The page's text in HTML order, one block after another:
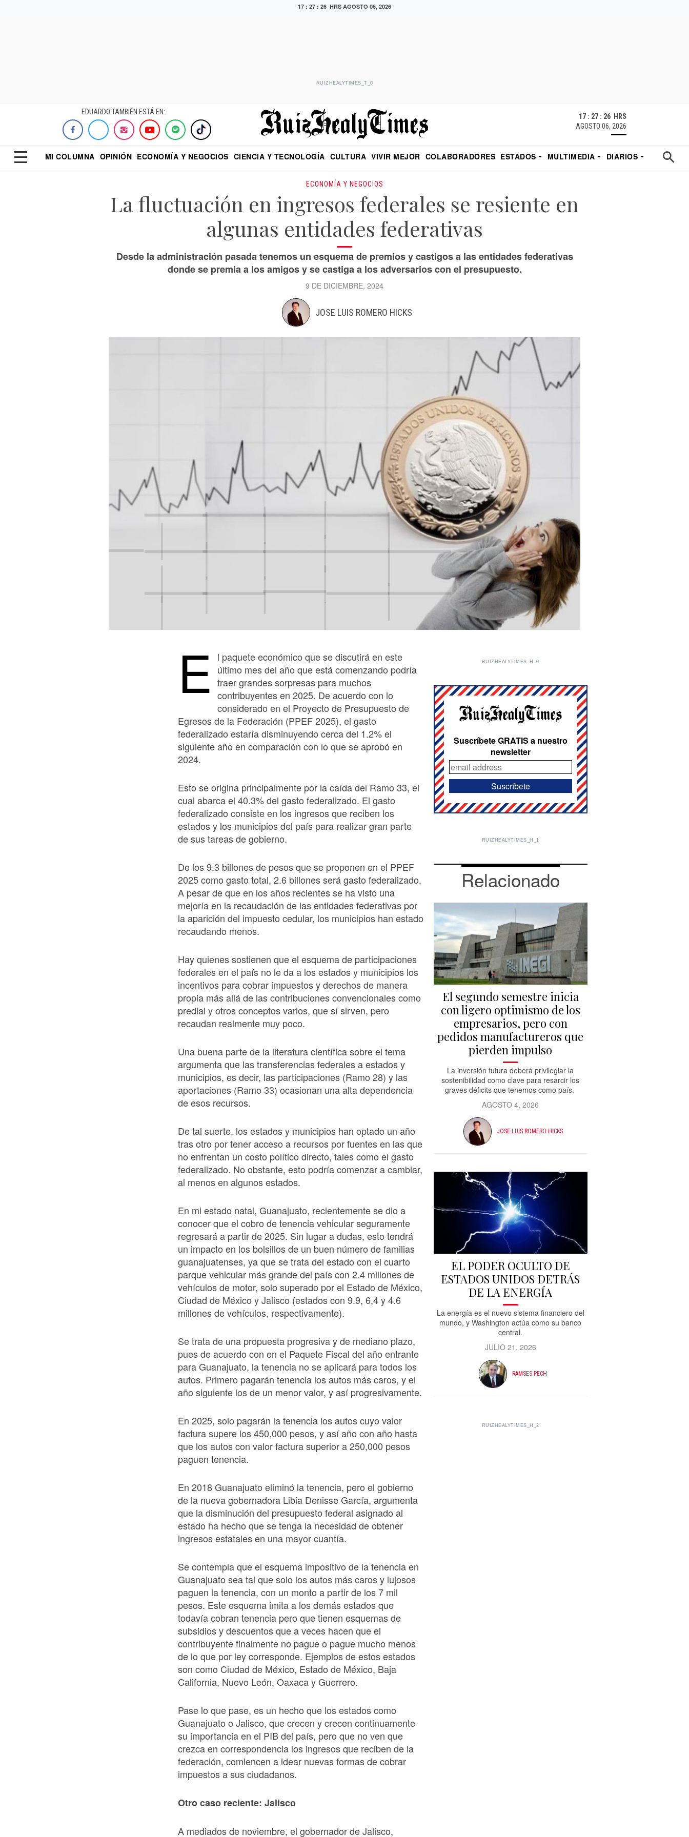
17 : 27 : 27 HRS AGOSTO 06, 2026
RUIZHEALYTIMES_T_0
EDUARDO TAMBIÉN ESTÁ EN:
17 : 27 : 27 HRS
AGOSTO 06, 2026
MI COLUMNA OPINIÓN ECONOMÍA Y NEGOCIOS CIENCIA Y TECNOLOGÍA CULTURA VIVIR MEJOR COLABORADORES ESTADOS MULTIMEDIA
DIARIOS
ECONOMÍA Y NEGOCIOS
La fluctuación en ingresos federales se resiente en
algunas entidades federativas
Desde la administración pasada tenemos un esquema de premios y castigos a las entidades federativas
donde se premia a los amigos y se castiga a los adversarios con el presupuesto.
9 DE DICIEMBRE, 2024
JOSE LUIS ROMERO HICKS
E
l paquete económico que se discutirá en este
último mes del año que está comenzando podría
traer grandes sorpresas para muchos
contribuyentes en 2025. De acuerdo con lo
considerado en el Proyecto de Presupuesto de
Egresos de la Federación (PPEF 2025), el gasto
federalizado estaría disminuyendo cerca del 1.2% el
siguiente año en comparación con lo que se aprobó en
2024.
Esto se origina principalmente por la caída del Ramo 33, el
cual abarca el 40.3% del gasto federalizado. El gasto
federalizado consiste en los ingresos que reciben los
estados y los municipios del país para realizar gran parte
de sus tareas de gobierno.
De los 9.3 billones de pesos que se proponen en el PPEF
2025 como gasto total, 2.6 billones será gasto federalizado.
A pesar de que en los años recientes se ha visto una
mejoría en la recaudación de las entidades federativas por
la aparición del impuesto cedular, los municipios han estado
recaudando menos.
Hay quienes sostienen que el esquema de participaciones
federales en el país no le da a los estados y municipios los
incentivos para cobrar impuestos y derechos de manera
propia más allá de las contribuciones convencionales como
predial y otros conceptos varios, que sí sirven, pero
recaudan realmente muy poco.
Una buena parte de la literatura científica sobre el tema
argumenta que las transferencias federales a estados y
municipios, es decir, las participaciones (Ramo 28) y las
aportaciones (Ramo 33) ocasionan una alta dependencia
de esos recursos.
De tal suerte, los estados y municipios han optado un año
tras otro por tener acceso a recursos por fuentes en las que
no enfrentan un costo político directo, tales como el gasto
federalizado. No obstante, esto podría comenzar a cambiar,
al menos en algunos estados.
En mi estado natal, Guanajuato, recientemente se dio a
conocer que el cobro de tenencia vehicular seguramente
regresará a partir de 2025. Sin lugar a dudas, esto tendrá
un impacto en los bolsillos de un buen número de familias
guanajuatenses, ya que se trata del estado con el cuarto
parque vehicular más grande del país con 2.4 millones de
vehículos de motor, solo superado por el Estado de México,
Ciudad de México y Jalisco (estados con 9.9, 6,4 y 4.6
millones de vehículos, respectivamente).
Se trata de una propuesta progresiva y de mediano plazo,
pues de acuerdo con en el Paquete Fiscal del año entrante
para Guanajuato, la tenencia no se aplicará para todos los
autos. Primero pagarán tenencia los autos más caros, y el
año siguiente los de un menor valor, y así progresivamente.
En 2025, solo pagarán la tenencia los autos cuyo valor
factura supere los 450,000 pesos, y así año con año hasta
que los autos con valor factura superior a 250,000 pesos
paguen tenencia.
En 2018 Guanajuato eliminó la tenencia, pero el gobierno
de la nueva gobernadora Libia Denisse García, argumenta
que la disminución del presupuesto federal asignado al
estado ha hecho que se tenga la necesidad de obtener
ingresos estatales en una mayor cuantía.
Se contempla que el esquema impositivo de la tenencia en
Guanajuato sea tal que solo los autos más caros y lujosos
paguen la tenencia, con un monto a partir de los 7 mil
pesos. Este esquema imita a los demás estados que
todavía cobran tenencia pero que tienen esquemas de
subsidios y descuentos que a veces hacen que el
contribuyente finalmente no pague o pague mucho menos
de lo que por ley corresponde. Ejemplos de estos estados
son como Ciudad de México, Estado de México, Baja
California, Nuevo León, Oaxaca y Guerrero.
Pase lo que pase, es un hecho que los estados como
Guanajuato o Jalisco, que crecen y crecen continuamente
su importancia en el PIB del país, pero que no ven que
crezca en correspondencia los ingresos que reciben de la
federación, comiencen a idear nuevas formas de cobrar
impuestos a sus ciudadanos.
Otro caso reciente: Jalisco
A mediados de noviembre, el gobernador de Jalisco,
RUIZHEALYTIMES_H_0
Suscríbete GRATIS a nuestro
newsletter
RUIZHEALYTIMES_H_1
Relacionado
El segundo semestre inicia
con ligero optimismo de los
empresarios, pero con
pedidos manufactureros que
pierden impulso
La inversión futura deberá privilegiar la
sostenibilidad como clave para resarcir los
graves déficits que tenemos como país.
AGOSTO 4, 2026
JOSE LUIS ROMERO HICKS
EL PODER OCULTO DE
ESTADOS UNIDOS DETRÁS
DE LA ENERGÍA
La energía es el nuevo sistema financiero del
mundo, y Washington actúa como su banco
central.
JULIO 21, 2026
RAMSES PECH
RUIZHEALYTIMES_H_2